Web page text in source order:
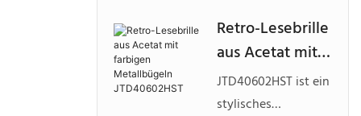
anpassbaren
Farboptionen für
hochwertige
optische
moderne
Marken
JTD40604HST
eleganten,
schlanken Bügeln
und lebendigen
Farbkombinationen,
Retro-Lesebrille
aus Acetat mit
farbigen
Metallbügeln
JTD40602HST ist ein
stylisches